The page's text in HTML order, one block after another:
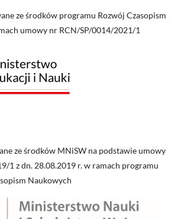
ze środków programu Rozwój Czasopism
umowy nr RCN/SP/0014/2021/1
ze środków MNiSW na podstawie umowy
1 z dn. 28.08.2019 r. w ramach programu
Naukowych